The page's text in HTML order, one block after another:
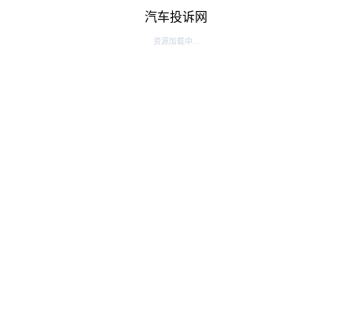
汽车投诉网
资源加载中...